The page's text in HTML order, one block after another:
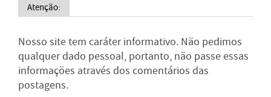
Atenção:
Nosso site tem caráter informativo. Não pedimos
qualquer dado pessoal, portanto, não passe essas
informações através dos comentários das
postagens.